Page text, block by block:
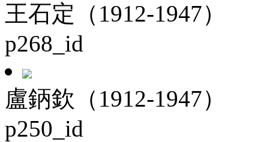
王石定（1912-1947）
p268_id
盧鈵欽（1912-1947）
p250_id